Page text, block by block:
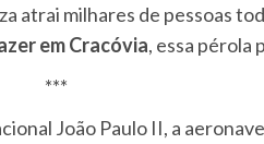
atrai milhares de pessoas
em Cracóvia, essa pérola
***
João Paulo II, a